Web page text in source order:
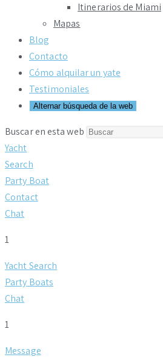
Itinerarios de Miami
Mapas
Blog
Contacto
Cómo alquilar un yate
Testimoniales
Alternar búsqueda de la web
Buscar en esta web
Yacht
Search
Party Boat
Contact
Chat
1
Yacht Search
Party Boats
Chat
1
Message